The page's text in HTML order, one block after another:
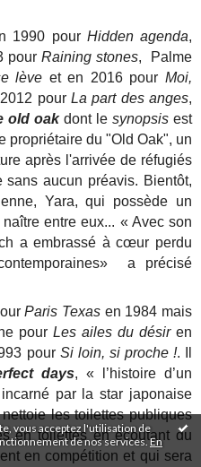
vous acceptez l'utilisation de
de nos services.En
1990 pour Hidden agenda,
pour Raining stones, Palme
lève et en 2016 pour Moi,
pour La part des anges,
old oak dont le synopsis est
propriétaire du "Old Oak", un
après l'arrivée de réfugiés
aucun préavis. Bientôt,
Yara, qui possède un
entre eux... « Avec son
a embrassé à cœur perdu
a précisé
Paris Texasen 1984 mais
pour Les ailes du désir en
pourSi loin, si proche !. Il
days, « l’histoire d’un
par la star japonaise
les toilettes publiques
en toilettes en écoutant du
en compétition et qui sera